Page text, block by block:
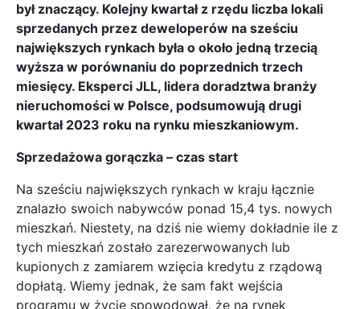
był znaczący. Kolejny kwartał z rzędu liczba lokali
sprzedanych przez deweloperów na sześciu
największych rynkach była o około jedną trzecią
wyższa w porównaniu do poprzednich trzech
miesięcy. Eksperci JLL, lidera doradztwa branży
nieruchomości w Polsce, podsumowują drugi
kwartał 2023 roku na rynku mieszkaniowym.
Sprzedażowa gorączka – czas start
Na sześciu największych rynkach w kraju łącznie
znalazło swoich nabywców ponad 15,4 tys. nowych
mieszkań. Niestety, na dziś nie wiemy dokładnie ile z
tych mieszkań zostało zarezerwowanych lub
kupionych z zamiarem wzięcia kredytu z rządową
dopłatą. Wiemy jednak, że sam fakt wejścia
programu w życie spowodował, że na rynek